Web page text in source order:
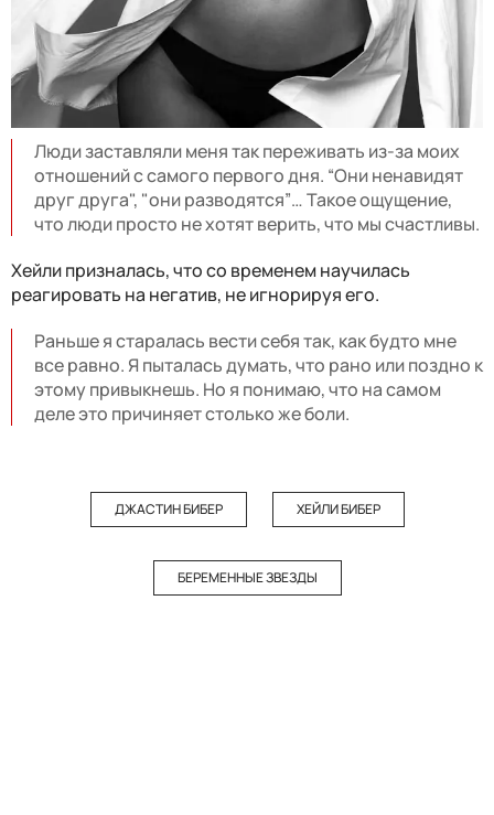
Люди заставляли меня так переживать из-за моих
отношений с самого первого дня. “Они ненавидят
друг друга", "они разводятся”… Такое ощущение,
что люди просто не хотят верить, что мы счастливы.
Хейли призналась, что со временем научилась
реагировать на негатив, не игнорируя его.
Раньше я старалась вести себя так, как будто мне
все равно. Я пыталась думать, что рано или поздно к
этому привыкнешь. Но я понимаю, что на самом
деле это причиняет столько же боли.
ДЖАСТИН БИБЕР ХЕЙЛИ БИБЕР
БЕРЕМЕННЫЕ ЗВЕЗДЫ